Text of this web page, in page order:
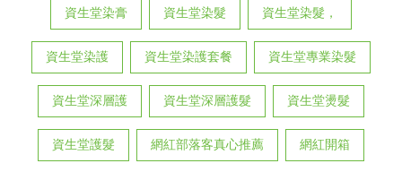
資生堂染膏 資生堂染髮 資生堂染髮，
資生堂染護 資生堂染護套餐 資生堂專業染髮
資生堂深層護 資生堂深層護髮 資生堂燙髮
資生堂護髮 網紅部落客真心推薦 網紅開箱